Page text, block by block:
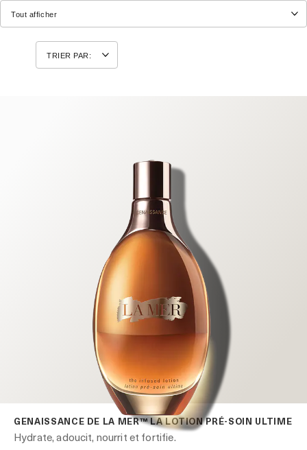
GENAISSANCE DE LA MER™ LA LOTION PRÉ-SOIN ULTIME
Hydrate, adoucit, nourrit et fortifie.